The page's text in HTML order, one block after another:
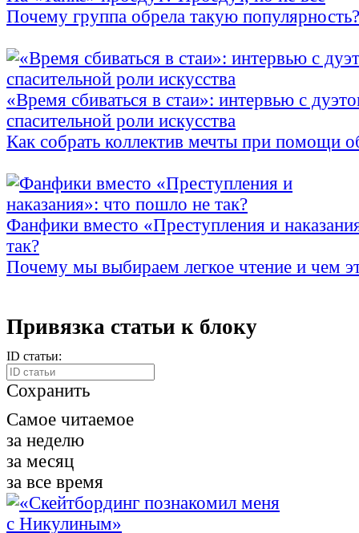
Почему группа обрела такую популярность?
«Время сбиваться в стаи»: интервью с
спасительной роли искусства
Как собрать коллектив мечты при помощи
Фанфики вместо «Преступления и
так?
Почему мы выбираем легкое чтение и чем
Привязка статьи к блоку
ID статьи:
Сохранить
Самое читаемое
за неделю
за месяц
за все время